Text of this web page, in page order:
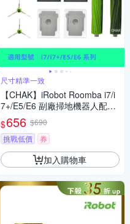
尺寸精準一致
【CHAK】iRobot Roomba i7/i
7+/E5/E6 副廠掃地機器人配件
耗材超值組(主刷x1 邊刷x4 濾
網x4 集塵袋x2)
$656 $690
挑戰低價
券
加入購物車